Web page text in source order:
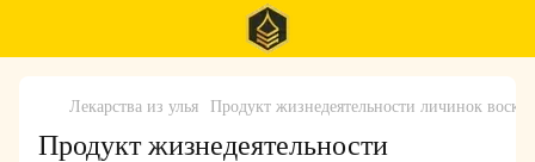
Лекарства из улья Продукт жизнедеятельности личинок
Продукт жизнедеятельности